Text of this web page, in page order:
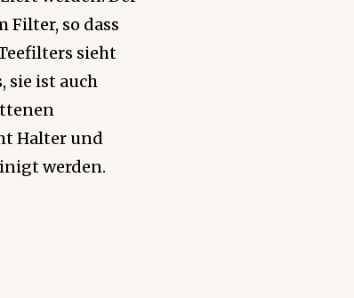
Filter, so dass
sieht
sie ist auch
Halter und
werden.